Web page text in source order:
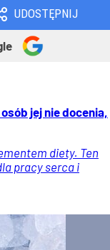
UDOSTĘPNIJ
jej nie docenia,
diety. Ten
pracy serca i